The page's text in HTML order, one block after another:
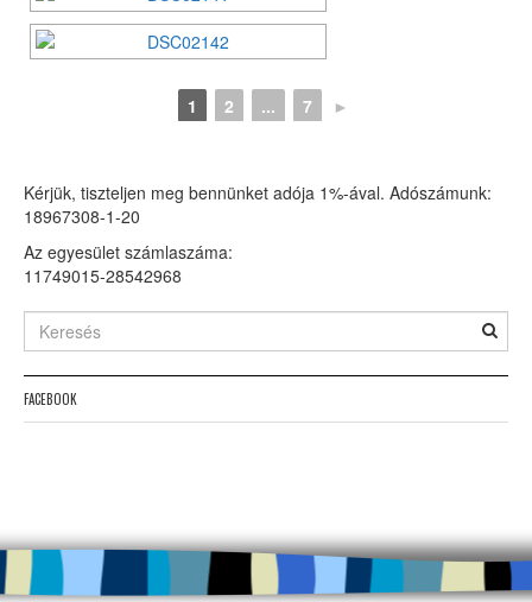
1 2 ... 7 ►
Kérjük, tiszteljen meg bennünket adója 1%-ával. Adószámunk:
18967308-1-20
Az egyesület számlaszáma:
11749015-28542968
FACEBOOK